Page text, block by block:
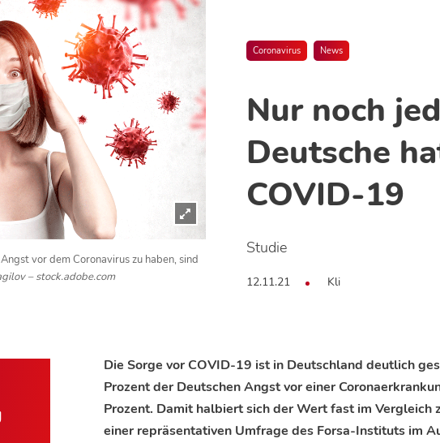
Coronavirus News
Nur noch
Deutsche
COVID-19
Studie
12.11.21 Kli
vor dem Coronavirus zu haben, sind
– stock.adobe.com
Die Sorge vor COVID-19 ist in Deutschland deutlich
Prozent der Deutschen Angst vor einer
Prozent. Damit halbiert sich der Wert fast im Vergleich
einer repräsentativen Umfrage des Forsa-Instituts im